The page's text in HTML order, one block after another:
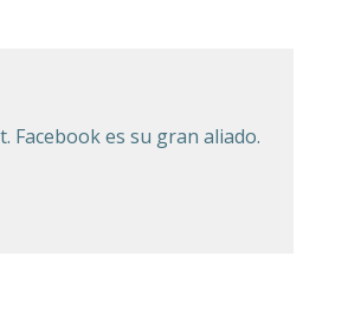
Facebook es su gran aliado.